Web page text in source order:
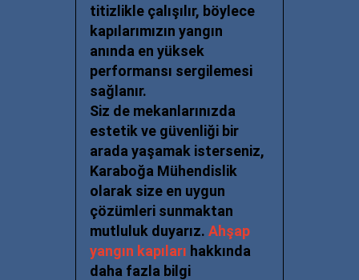
titizlikle çalışılır, böylece
kapılarımızın yangın
anında en yüksek
performansı sergilemesi
sağlanır.
Siz de mekanlarınızda
estetik ve güvenliği bir
arada yaşamak isterseniz,
Karaboğa Mühendislik
olarak size en uygun
çözümleri sunmaktan
mutluluk duyarız. Ahşap
yangın kapıları hakkında
daha fazla bilgi